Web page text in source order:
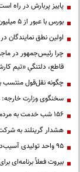
پاییز پربارش در راه
بورس با عبور از ۵ میلیون و ۶۰۰ هزار باز هم رکورد تاریخی زد
اولین نطق
چرا رئیس‌جمهور در
قاطع، دلتنگیِ «تیم
چگونه نقل‌قول منتسب
سخنگوی وزارت خارجه:
۱۵۶ شب خدمت به مردم؛ تجلیل از پدران شهدای مدافع حرم در موکب شهدای رزکان
هشدار گرینلند به
95 واحد تولیدی آسیب‌دیده از جنگ در تهران به چرخه تولید بازگشتند
بیروت فعلاً برنامه‌ای